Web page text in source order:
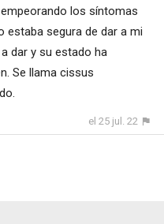
los síntomas
estaba segura de dar a mi
dar y su estado ha
Se llama cissus
el 25 jul. 22